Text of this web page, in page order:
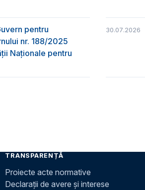
pentru
nr. 188/2025
Naţionale pentru
30.07.2026
TRANSPARENȚĂ
Proiecte acte normative
Declarații de avere și interese